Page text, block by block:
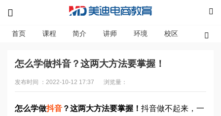
首页 课程 简介 讲师 环境 校区 资讯
怎么学做抖音？这两大方法要掌握！
发布时间 ：2022-10-12 17:37 浏览量：
怎么学做抖音 ？这两大方法要掌握！ 抖音做不起来，一